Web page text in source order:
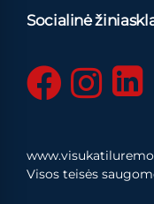
Socialinė
Visos teisės